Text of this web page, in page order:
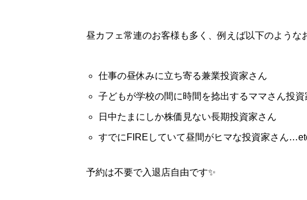
昼カフェ常連のお客様も多く、例えば以下のような
仕事の昼休みに立ち寄る兼業投資家さん
子どもが学校の間に時間を捻出するママさん投資
日中たまにしか株価見ない長期投資家さん
すでにFIREしていて昼間がヒマな投資家さん
予約は不要で入退店自由です✨